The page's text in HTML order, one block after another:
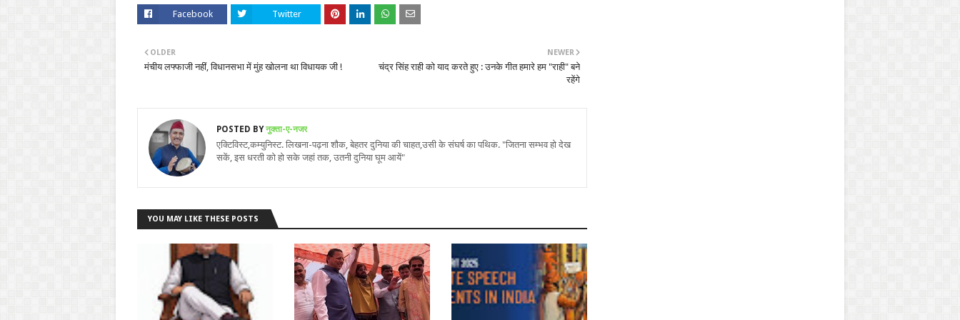
Facebook Twitter
NEWER
चंद्र सिंह राही को याद करते हुए : उनके गीत हमारे हम "राही" बने
रहेंगे
OLDER
मंचीय लफ्फाजी नहीं, विधानसभा में मुंह खोलना था विधायक जी !
POSTED BYनुक्ता-ए-नजर
एक्टिविस्ट,कम्युनिस्ट. लिखना-पढ़ना शौक, बेहतर दुनिया की चाहत,उसी के संघर्ष का पथिक. "जितना सम्भव हो देख
सकें, इस धरती को हो सके जहां तक, उतनी दुनिया घूम आयें"
YOU MAY LIKE THESE POSTS